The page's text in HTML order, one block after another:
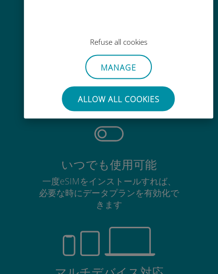
Refuse all cookies
MANAGE
ALLOW ALL COOKIES
手間いらず
使用中のSIMカードを抜き差しする
必要はありません
いつでも使用可能
一度eSIMをインストールすれば、
必要な時にデータプランを有効化で
きます